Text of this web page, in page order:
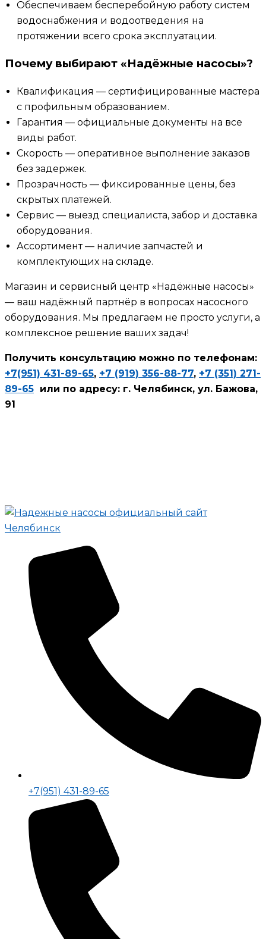
Обеспечиваем бесперебойную работу систем
водоснабжения и водоотведения на
протяжении всего срока эксплуатации.
Почему выбирают «Надёжные насосы»?
Квалификация — сертифицированные мастера
с профильным образованием.
Гарантия — официальные документы на все
виды работ.
Скорость — оперативное выполнение заказов
без задержек.
Прозрачность — фиксированные цены, без
скрытых платежей.
Сервис — выезд специалиста, забор и доставка
оборудования.
Ассортимент — наличие запчастей и
комплектующих на складе.
Магазин и сервисный центр «Надёжные насосы»
— ваш надёжный партнёр в вопросах насосного
оборудования. Мы предлагаем не просто услуги, а
комплексное решение ваших задач!
Получить консультацию можно по телефонам:
+7(951) 431-89-65, +7 (919) 356-88-77, +7 (351) 271-
89-65 или по адресу: г. Челябинск, ул. Бажова,
91
+7(951) 431-89-65